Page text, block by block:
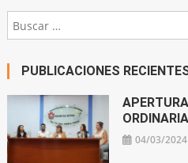
PUBLICACIONES
04/03/2024